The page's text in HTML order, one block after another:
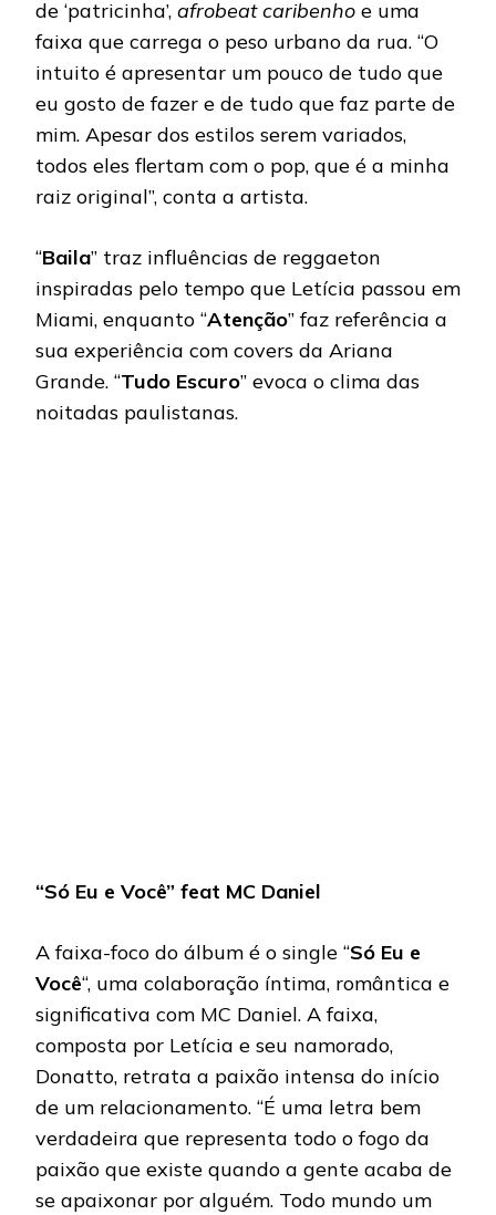
de ‘patricinha’, afrobeat caribenho e uma
faixa que carrega o peso urbano da rua. “O
intuito é apresentar um pouco de tudo que
eu gosto de fazer e de tudo que faz parte de
mim. Apesar dos estilos serem variados,
todos eles flertam com o pop, que é a minha
raiz original”, conta a artista.
“Baila” traz influências de reggaeton
inspiradas pelo tempo que Letícia passou em
Miami, enquanto “Atenção” faz referência a
sua experiência com covers da Ariana
Grande. “Tudo Escuro” evoca o clima das
noitadas paulistanas.
“Só Eu e Você” feat MC Daniel
A faixa-foco do álbum é o single “Só Eu e
Você“, uma colaboração íntima, romântica e
significativa com MC Daniel. A faixa,
composta por Letícia e seu namorado,
Donatto, retrata a paixão intensa do início
de um relacionamento. “É uma letra bem
verdadeira que representa todo o fogo da
paixão que existe quando a gente acaba de
se apaixonar por alguém. Todo mundo um